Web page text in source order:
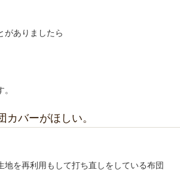
がありましたら
カバーがほしい。
地を再利用もして打ち直しをしている布団